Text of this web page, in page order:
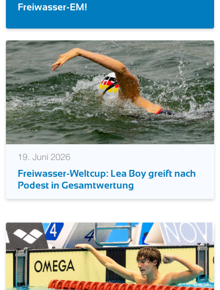
Starts (Becken)
19. Juni 2026
Freiwasser-Weltcup: Lea Boy greift nach
Podest in Gesamtwertung